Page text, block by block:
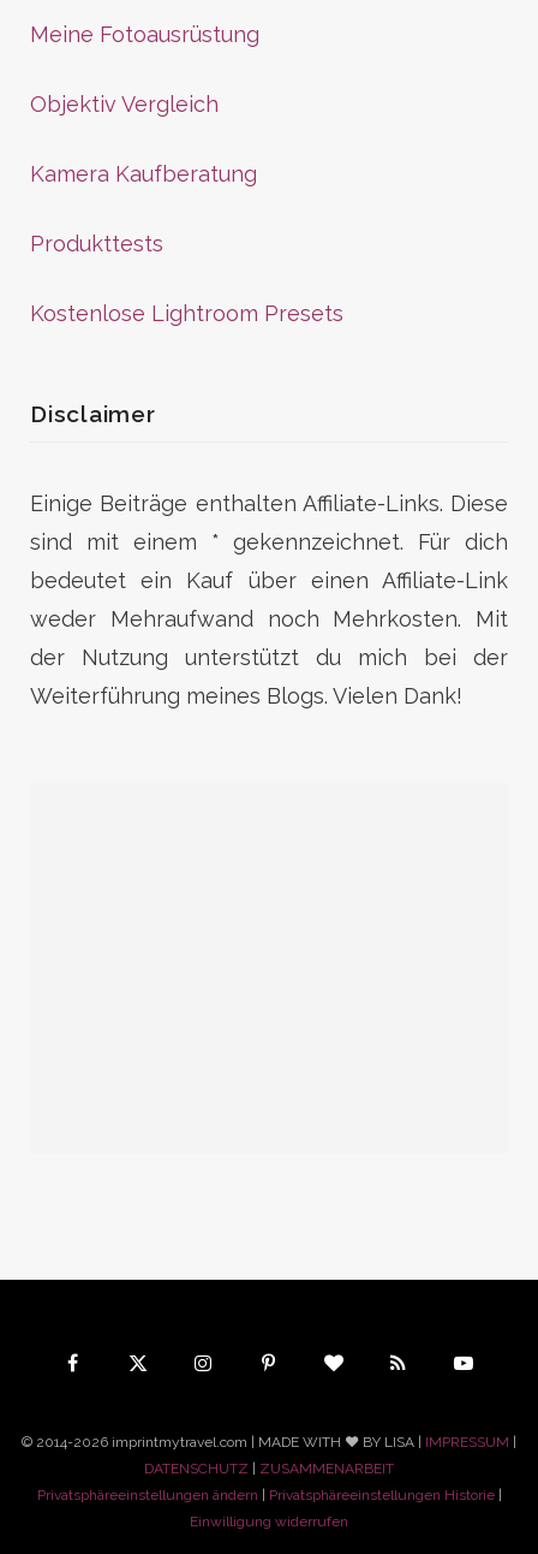
Meine Fotoausrüstung
Objektiv Vergleich
Kamera Kaufberatung
Produkttests
Kostenlose Lightroom Presets
Disclaimer
Einige Beiträge enthalten Affiliate-Links. Diese
sind mit einem * gekennzeichnet. Für dich
bedeutet ein Kauf über einen Affiliate-Link
weder Mehraufwand noch Mehrkosten. Mit
der Nutzung unterstützt du mich bei der
Weiterführung meines Blogs. Vielen Dank!
© 2014-2026 imprintmytravel.com | MADE WITH ♥ BY LISA | IMPRESSUM
DATENSCHUTZ
ZUSAMMENARBEIT
Privatsphäreeinstellungen ändern
Privatsphäreeinstellungen Historie|
Einwilligung widerrufen